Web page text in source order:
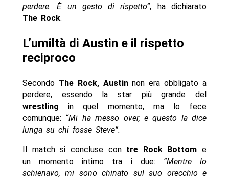
perdere. È un gesto di rispetto”, ha dichiarato
The Rock.
L’umiltà di Austin e il rispetto
reciproco
SecondoThe Rock, Austinnon era obbligato a
perdere, essendo la star più grande del
wrestling in quel momento, ma lo fece
comunque: “Mi ha messo over, e questo la dice
lunga su chi fosse Steve”.
Il match si concluse con tre Rock Bottom e
un momento intimo tra i due: “Mentre lo
schienavo, mi sono chinato sul suo orecchio e